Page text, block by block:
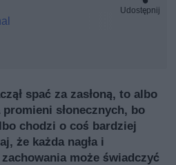
Udostępnij
spać za zasłoną, to albo
słonecznych, bo
chodzi o coś bardziej
że każda nagła i
może świadczyć